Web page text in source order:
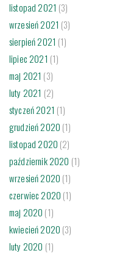
listopad 2021 (3)
wrzesień 2021 (3)
sierpień 2021 (1)
lipiec 2021 (1)
maj 2021 (3)
luty 2021 (2)
styczeń 2021 (1)
grudzień 2020 (1)
listopad 2020 (2)
październik 2020 (1)
wrzesień 2020 (1)
czerwiec 2020 (1)
maj 2020 (1)
kwiecień 2020 (3)
luty 2020 (1)